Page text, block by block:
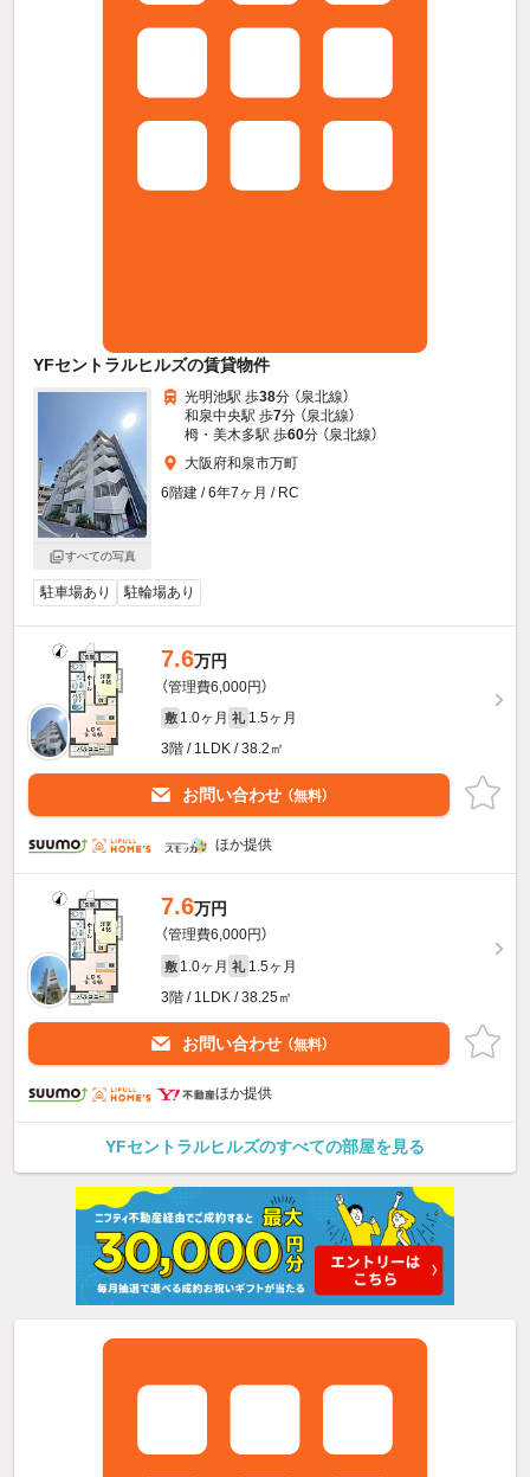
YFセントラルヒルズの賃貸物件
すべての写真
光明池駅 歩38分 （泉北線）
和泉中央駅 歩7分 （泉北線）
栂・美木多駅 歩60分 （泉北線）
大阪府和泉市万町
6階建 / 6年7ヶ月 / RC
駐車場あり 駐輪場あり
7.6万円
（管理費6,000円）
敷 1.0ヶ月 礼 1.5ヶ月
3階 / 1LDK / 38.2㎡
お問い合わせ （無料）
ほか提供
7.6万円
（管理費6,000円）
敷 1.0ヶ月 礼 1.5ヶ月
3階 / 1LDK / 38.25㎡
お問い合わせ （無料）
ほか提供
YFセントラルヒルズのすべての部屋を見る